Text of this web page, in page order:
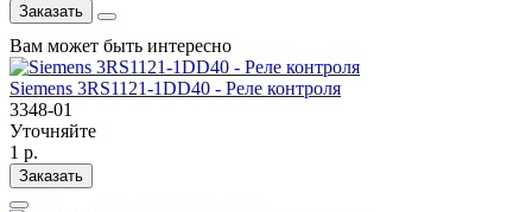
Заказать
Вам может быть интересно
Siemens 3RS1121-1DD40 - Реле контроля
3348-01
Уточняйте
1 р.
Заказать